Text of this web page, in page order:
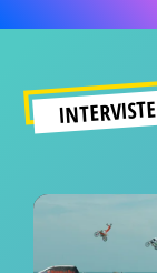
INTERVISTE